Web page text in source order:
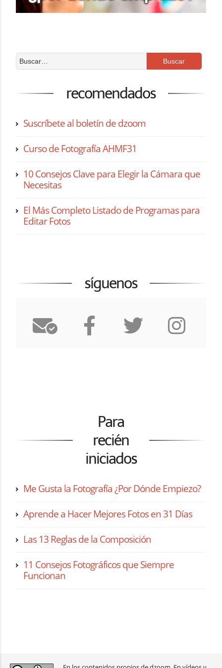
recomendados
Suscríbete al boletín de dzoom
Curso de Fotografía AHMF31
10 Consejos Clave para Elegir la Cámara que
Necesitas
El Más Completo Listado de Programas para
Editar Fotos
síguenos
Para
recién
iniciados
Me Gusta la Fotografía ¿Por Dónde Empiezo?
Aprende a Hacer Mejores Fotos en 31 Días
Las 13 Reglas de la Composición
11 Consejos Fotográficos que Siempre
Funcionan